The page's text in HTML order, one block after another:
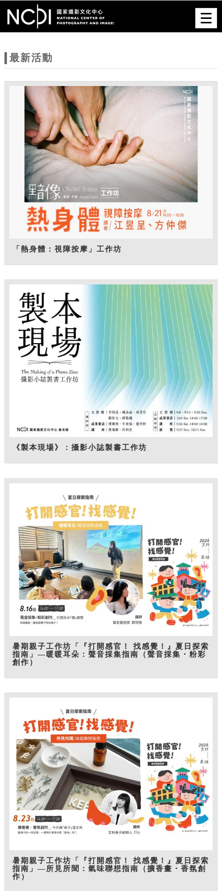
站
主
跳到主要內容
最新活動
「熱身體：視障按摩」工作坊
《製本現場》：攝影小誌製書工作坊
暑期親子工作坊「『打開感官！ 找感覺！』夏日探索
指南」—暖暖耳朵：聲音採集指南（聲音採集・粉彩
創作）
暑期親子工作坊「『打開感官！ 找感覺！』夏日探索
指南」—所見所聞：氣味聯想指南（擴香畫・香氛創
作）